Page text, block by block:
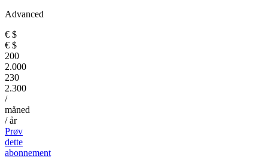
Advanced
€ $
€ $
200
2.000
230
2.300
/
måned
/ år
Prøv
dette
abonnement